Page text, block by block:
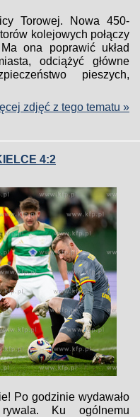
Torowej. Nowa 450-
kolejowych połączy
ona poprawić układ
odciążyć główne
pieszych,
zdjęć z tego tematu »
4:2
Po godzinie wydawało
Ku ogólnemu